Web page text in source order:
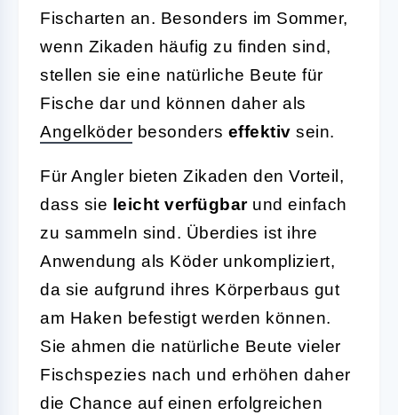
Fischarten an. Besonders im Sommer,
wenn Zikaden häufig zu finden sind,
stellen sie eine natürliche Beute für
Fische dar und können daher als
Angelköder besonders effektiv sein.
Für Angler bieten Zikaden den Vorteil,
dass sie leicht verfügbarund einfach
zu sammeln sind. Überdies ist ihre
Anwendung als Köder unkompliziert,
da sie aufgrund ihres Körperbaus gut
am Haken befestigt werden können.
Sie ahmen die natürliche Beute vieler
Fischspezies nach und erhöhen daher
die Chance auf einen erfolgreichen